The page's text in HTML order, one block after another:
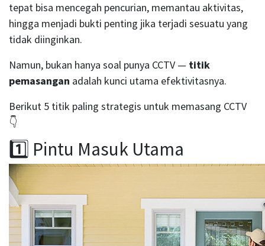
tepat bisa mencegah pencurian, memantau aktivitas,
hingga menjadi bukti penting jika terjadi sesuatu yang
tidak diinginkan.
Namun, bukan hanya soal punya CCTV — titik
pemasangan adalah kunci utama efektivitasnya.
Berikut 5 titik paling strategis untuk memasang CCTV
👇
1️⃣ Pintu Masuk Utama